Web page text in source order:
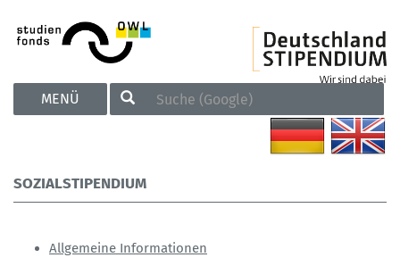
TOGGLE
NAVIGATION
MENÜ
SOZIALSTIPENDIUM
Allgemeine Informationen